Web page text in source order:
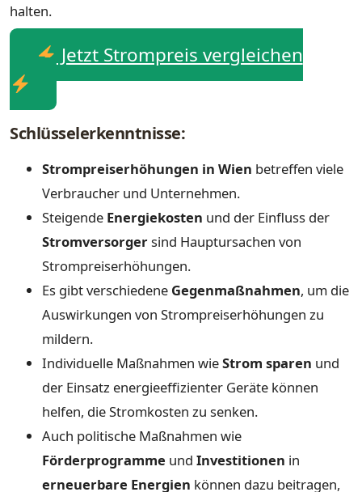
halten.
Jetzt Strompreis vergleichen
Schlüsselerkenntnisse:
Strompreiserhöhungen in Wien betreffen viele
Verbraucher und Unternehmen.
Steigende Energiekosten und der Einfluss der
Stromversorgersind Hauptursachen von
Strompreiserhöhungen.
Es gibt verschiedene Gegenmaßnahmen, um die
Auswirkungen von Strompreiserhöhungen zu
mildern.
Individuelle Maßnahmen wieStrom sparen und
der Einsatz energieeffizienter Geräte können
helfen, die Stromkosten zu senken.
Auch politische Maßnahmen wie
Förderprogramme und Investitionen in
erneuerbare Energien können dazu beitragen,